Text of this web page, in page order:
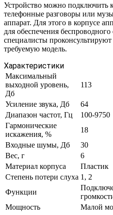
Устройство можно подключить
телефонные разговоры или
аппарат. Для этого в корпусе
для обеспечения
специалисты
требуемую модель.
Характеристики
Максимальный
выходной уровень,
Дб
113
Усиление звука, Дб
64
Диапазон частот, Гц
100-9750
Гармонические
искажения, %
18
Входные шумы, Дб
30
Вес, г
6
Материал корпуса
Пластик
Степень потери слуха 1, 2
Функции
Мощность
Малой